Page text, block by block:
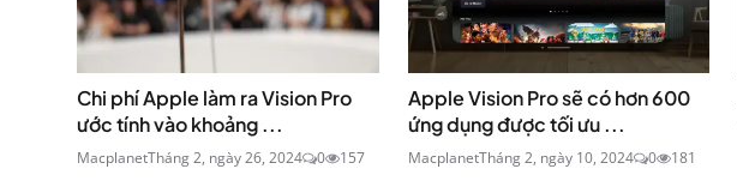
Chi phí Apple làm ra Vision Pro
ước tính vào khoảng ...
MacplanetTháng 2, ngày 26, 2024 0 157
Apple Vision Pro sẽ có hơn 600
ứng dụng được tối ưu ...
MacplanetTháng 2, ngày 10, 2024 0 181